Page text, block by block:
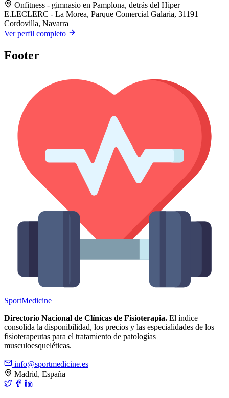
Onfitness - gimnasio en Pamplona, detrás del Hiper
E.LECLERC - La Morea, Parque Comercial Galaria, 31191
Cordovilla, Navarra
Ver perfil completo
Footer
SportMedicine
Directorio Nacional de Clínicas de Fisioterapia. El índice
consolida la disponibilidad, los precios y las especialidades de los
fisioterapeutas para el tratamiento de patologías
musculoesqueléticas.
info@sportmedicine.es
Madrid, España